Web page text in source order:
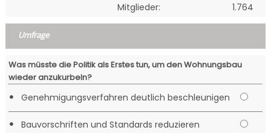
Mitglieder:
1.764
Umfrage
Was müsste die Politik als Erstes tun, um den Wohnungsbau
wieder anzukurbeln?
• Genehmigungsverfahren deutlich beschleunigen
• Bauvorschriften und Standards reduzieren